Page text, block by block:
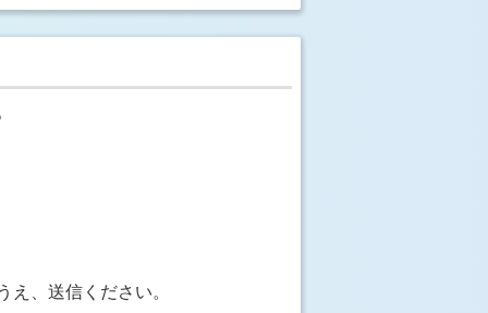
、送信ください。